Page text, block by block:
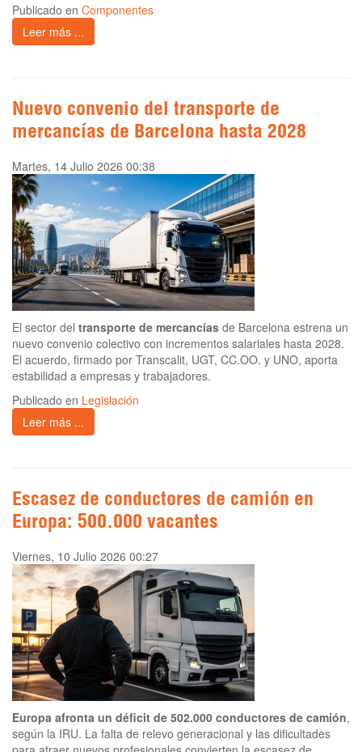
Publicado en Componentes
Leer más ...
Nuevo convenio del transporte de
mercancías de Barcelona hasta 2028
Martes, 14 Julio 2026 00:38
El sector del transporte de mercancías de Barcelona estrena un
nuevo convenio colectivo con incrementos salariales hasta 2028.
El acuerdo, firmado por Transcalit, UGT, CC.OO. y UNO, aporta
estabilidad a empresas y trabajadores.
Publicado en Legislación
Leer más ...
Escasez de conductores de camión en
Europa: 500.000 vacantes
Viernes, 10 Julio 2026 00:27
Europa afronta un déficit de 502.000 conductores de camión,
según la IRU. La falta de relevo generacional y las dificultades